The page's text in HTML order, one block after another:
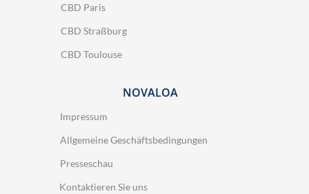
CBD Paris
CBD Straßburg
CBD Toulouse
NOVALOA
Impressum
Allgemeine Geschäftsbedingungen
Presseschau
Kontaktieren Sie uns